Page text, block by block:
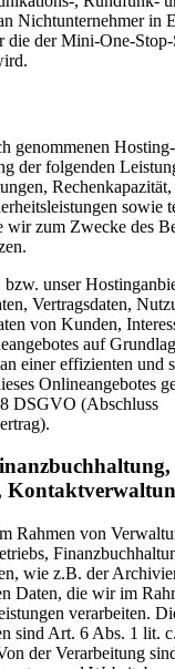
Nichtunternehmer in
die der Mini-One-
genommenen
der folgenden
sowie
wir zum Zwecke des
unser
Vertragsdaten,
von Kunden,
auf
einer effizienten und
Onlineangebotes
DSGVO (Abschluss
Rahmen von
wie z.B. der
Daten, die wir im
verarbeiten.
sind Art. 6 Abs. 1 lit.
der Verarbeitung